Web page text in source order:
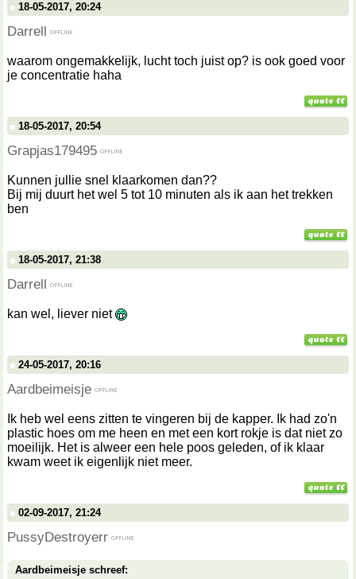
18-05-2017, 20:24
Darrell
waarom ongemakkelijk, lucht toch juist op? is ook goed voor
je concentratie haha
18-05-2017, 20:54
Grapjas179495
Kunnen jullie snel klaarkomen dan??
Bij mij duurt het wel 5 tot 10 minuten als ik aan het trekken
ben
18-05-2017, 21:38
Darrell
kan wel, liever niet
24-05-2017, 20:16
Aardbeimeisje
Ik heb wel eens zitten te vingeren bij de kapper. Ik had zo'n
plastic hoes om me heen en met een kort rokje is dat niet zo
moeilijk. Het is alweer een hele poos geleden, of ik klaar
kwam weet ik eigenlijk niet meer.
02-09-2017, 21:24
PussyDestroyerr
Aardbeimeisje schreef: